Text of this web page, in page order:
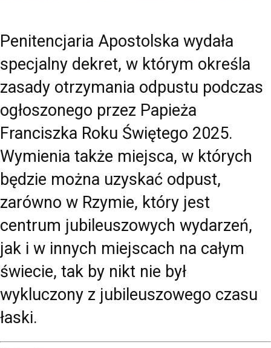
Penitencjaria Apostolska wydała
specjalny dekret, w którym określa
zasady otrzymania odpustu podczas
ogłoszonego przez Papieża
Franciszka Roku Świętego 2025.
Wymienia także miejsca, w których
będzie można uzyskać odpust,
zarówno w Rzymie, który jest
centrum jubileuszowych wydarzeń,
jak i w innych miejscach na całym
świecie, tak by nikt nie był
wykluczony z jubileuszowego czasu
łaski.